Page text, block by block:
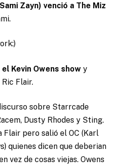
Zayn) venció a The Miz
Kevin Owens show y
Flair.
sobre Starrcade
Dusty Rhodes y Sting.
Flair pero salió el OC (Karl
quienes dicen que deberian
vez de cosas viejas. Owens